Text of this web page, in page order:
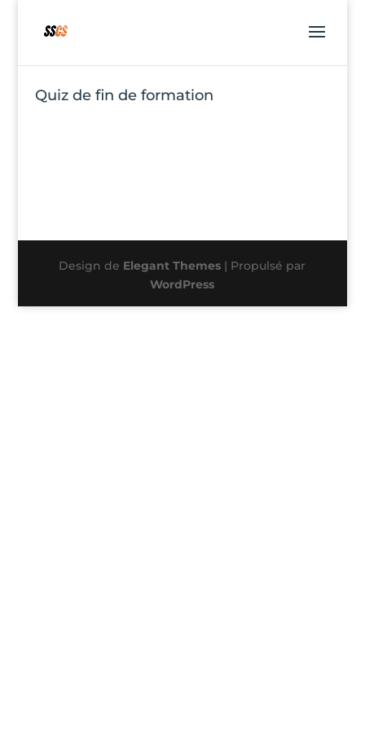
Quiz de fin de formation
Design de Elegant Themes | Propulsé par
WordPress